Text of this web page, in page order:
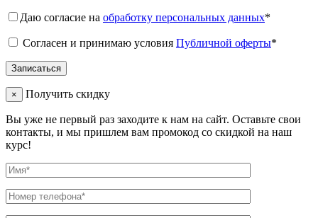
Даю согласие на обработку персональных данных*
Согласен и принимаю условия Публичной оферты*
× Получить скидку
Вы уже не первый раз заходите к нам на сайт. Оставьте свои
контакты, и мы пришлем вам промокод со скидкой на наш
курс!